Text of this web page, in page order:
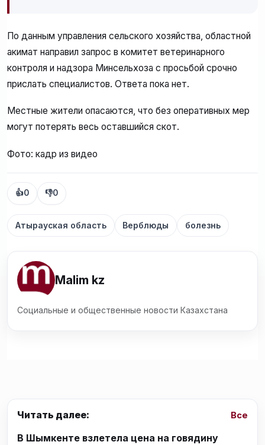
По данным управления сельского хозяйства, областной
акимат направил запрос в комитет ветеринарного
контроля и надзора Минсельхоза с просьбой срочно
прислать специалистов. Ответа пока нет.
Местные жители опасаются, что без оперативных мер
могут потерять весь оставшийся скот.
Фото: кадр из видео
👍0 👎0
Атырауская область Верблюды болезнь
Malim kz
Социальные и общественные новости Казахстана
Читать далее: Все
В Шымкенте взлетела цена на говядину